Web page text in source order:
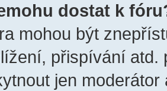
dostat k
mohou být
přispívání atd.
jen